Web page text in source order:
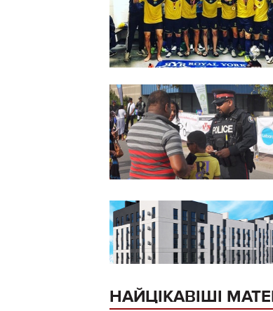
НАЙЦІКАВІШІ